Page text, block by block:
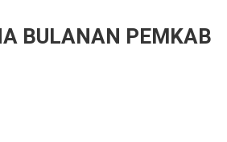
BULANAN PEMKAB